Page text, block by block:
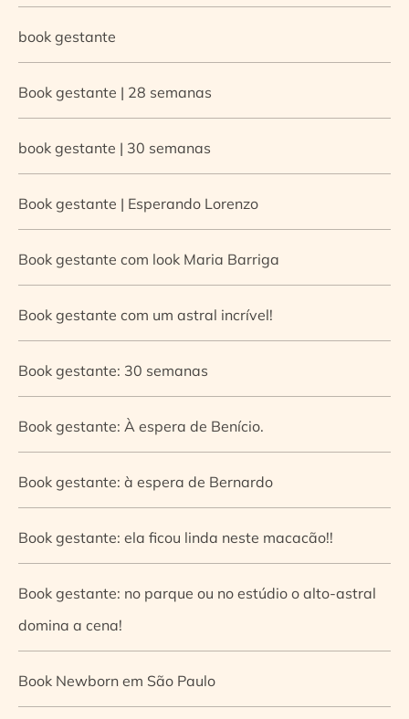
book gestante
Book gestante | 28 semanas
book gestante | 30 semanas
Book gestante | Esperando Lorenzo
Book gestante com look Maria Barriga
Book gestante com um astral incrível!
Book gestante: 30 semanas
Book gestante: À espera de Benício.
Book gestante: à espera de Bernardo
Book gestante: ela ficou linda neste macacão!!
Book gestante: no parque ou no estúdio o alto-astral
domina a cena!
Book Newborn em São Paulo